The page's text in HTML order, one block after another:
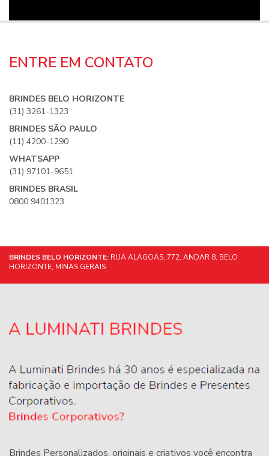
ENTRE EM CONTATO
BRINDES BELO HORIZONTE
(31) 3261-1323
BRINDES SÃO PAULO
(11) 4200-1290
WHATSAPP
(31) 97101-9651
BRINDES BRASIL
0800 9401323
BRINDES BELO HORIZONTE: RUA ALAGOAS, 772, ANDAR 8, BELO
HORIZONTE, MINAS GERAIS
Brindes Personalizados, originais e criativos você encontra